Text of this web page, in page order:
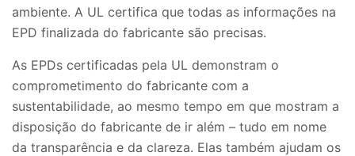
ambiente. A UL certifica que todas as informações na
EPD finalizada do fabricante são precisas.
As EPDs certificadas pela UL demonstram o
comprometimento do fabricante com a
sustentabilidade, ao mesmo tempo em que mostram a
disposição do fabricante de ir além – tudo em nome
da transparência e da clareza. Elas também ajudam os